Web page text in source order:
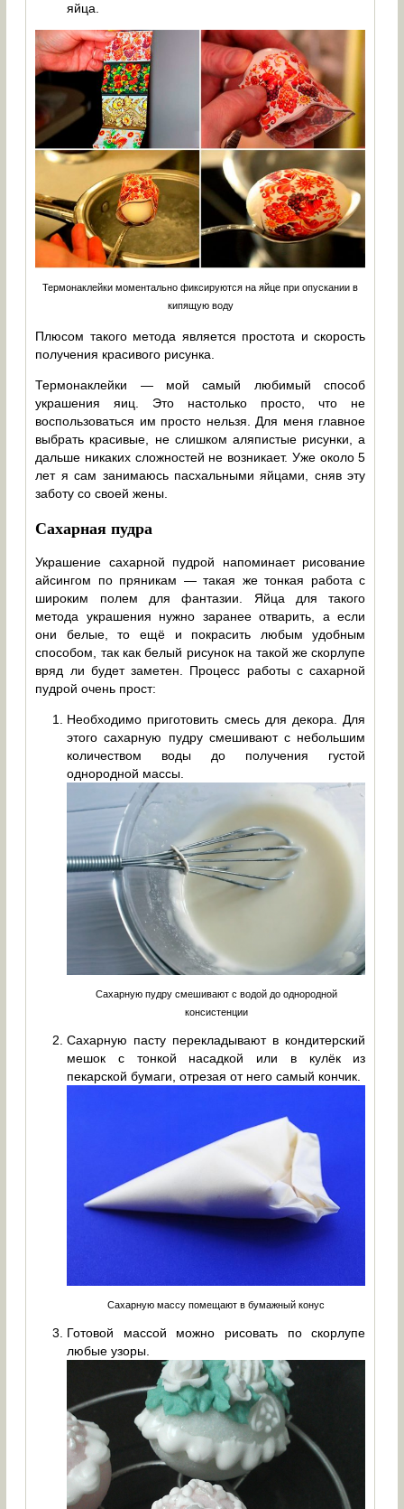
яйца.
Термонаклейки моментально фиксируются на яйце при опускании в
кипящую воду
Плюсом такого метода является простота и скорость
получения красивого рисунка.
Термонаклейки — мой самый любимый способ
украшения яиц. Это настолько просто, что не
воспользоваться им просто нельзя. Для меня главное
выбрать красивые, не слишком аляпистые рисунки, а
дальше никаких сложностей не возникает. Уже около 5
лет я сам занимаюсь пасхальными яйцами, сняв эту
заботу со своей жены.
Сахарная пудра
Украшение сахарной пудрой напоминает рисование
айсингом по пряникам — такая же тонкая работа с
широким полем для фантазии. Яйца для такого
метода украшения нужно заранее отварить, а если
они белые, то ещё и покрасить любым удобным
способом, так как белый рисунок на такой же скорлупе
вряд ли будет заметен. Процесс работы с сахарной
пудрой очень прост:
Необходимо приготовить смесь для декора. Для
этого сахарную пудру смешивают с небольшим
количеством воды до получения густой
однородной массы.
Сахарную пудру смешивают с водой до однородной
консистенции
Сахарную пасту перекладывают в кондитерский
мешок с тонкой насадкой или в кулёк из
пекарской бумаги, отрезая от него самый кончик.
Сахарную массу помещают в бумажный конус
Готовой массой можно рисовать по скорлупе
любые узоры.